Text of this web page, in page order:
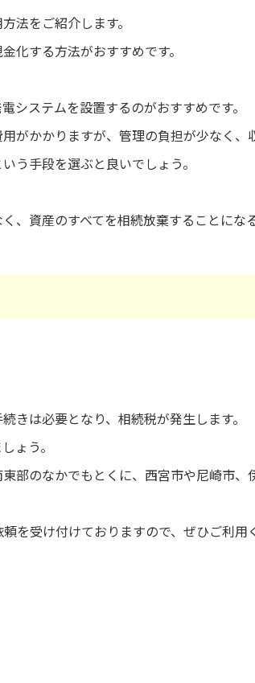
法をご紹介します。
化する方法がおすすめです。
システムを設置するのがおすすめです。
がかかりますが、管理の負担が少なく、
う手段を選ぶと良いでしょう。
、資産のすべてを相続放棄することにな
きは必要となり、相続税が発生します。
ょう。
東部のなかでもとくに、西宮市や尼崎市
を受け付けておりますので、ぜひご利用